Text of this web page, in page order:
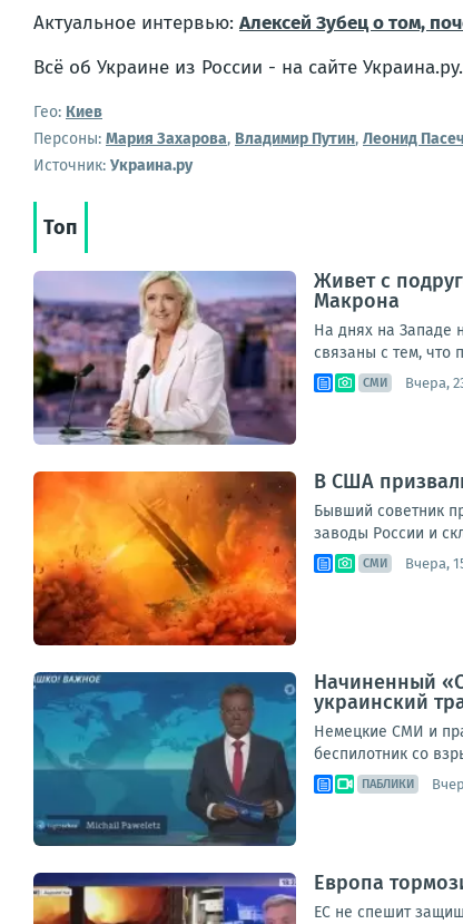
Актуальное интервью: Алексей Зубец о том,
Всё об Украине из России - на сайте Украина.ру.
Гео: Киев
Персоны: Мария Захарова, Владимир Путин, Леонид
Источник: Украина.ру
Топ
Живет с
Макрона
На днях на Западе
связаны с тем, что
СМИ Вчера,
В США
Бывший советник
заводы России и
СМИ Вчера,
Начиненный
украинский
Немецкие СМИ и
беспилотник со
ПАБЛИКИ
Европа
ЕС не спешит